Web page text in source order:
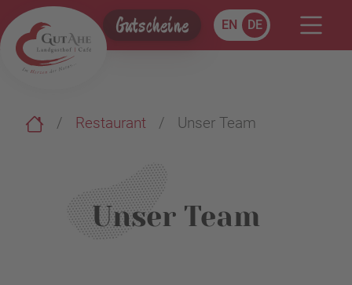
Gutscheine EN DE
Restaurant Unser Team
Unser Team